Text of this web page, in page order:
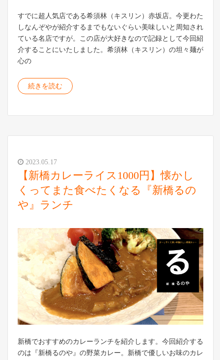
すでに超人気店である希須林（キスリン）赤坂店。今更わた
しなんぞやが紹介するまでもないぐらい美味しいと周知され
ている名店ですが。この店が大好きなので記録として今回紹
介することにいたしました。希須林（キスリン）の坦々麺が
心の
続きを読む
2023.05.17
【新橋カレーライス1000円】懐かし
くってまた食べたくなる『新橋るの
や』ランチ
新橋でおすすめのカレーランチを紹介します。今回紹介する
のは『新橋るのや』の野菜カレー。新橋で優しいお味のカレ